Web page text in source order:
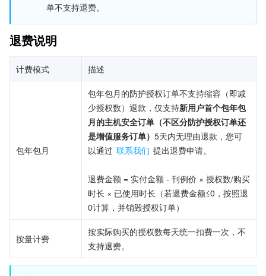
单不支持退费。
退费说明
计费模式 描述
包年包月
包年包月的防护授权订单不支持缩容（即减
少授权数）退款，仅支持新用户首个包年包
月的主机安全订单（不区分防护授权订单还
是增值服务订单） 5天内无理由退款，您可
以通过 联系我们 提出退费申请。
退费金额 = 实付金额 - 刊例价 × 授权数/购买
时长 × 已使用时长（若退费金额≤0，按照退
0计算，并销毁授权订单）
按量计费
按实际购买的授权数每天统一扣费一次，不
支持退费。